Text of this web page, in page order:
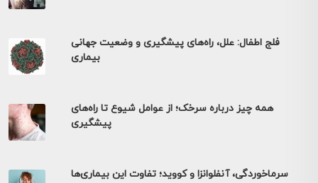
فلج اطفال: علل، راه‌های پیشگیری و وضعیت جهانی
بیماری
همه چیز درباره سرخک؛ از عوامل شیوع تا راه‌های
پیشگیری
سرماخوردگی، آنفلوانزا و کووید؛ تفاوت این بیماری‌ها